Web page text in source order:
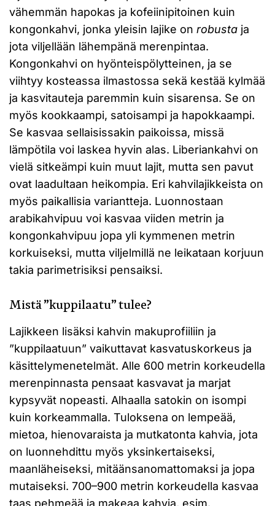
vähemmän hapokas ja kofeiinipitoinen kuin
kongonkahvi, jonka yleisin lajike on robusta ja
jota viljellään lähempänä merenpintaa.
Kongonkahvi on hyönteispölytteinen, ja se
viihtyy kosteassa ilmastossa sekä kestää kylmää
ja kasvitauteja paremmin kuin sisarensa. Se on
myös kookkaampi, satoisampi ja hapokkaampi.
Se kasvaa sellaisissakin paikoissa, missä
lämpötila voi laskea hyvin alas. Liberiankahvi on
vielä sitkeämpi kuin muut lajit, mutta sen pavut
ovat laadultaan heikompia. Eri kahvilajikkeista on
myös paikallisia variantteja. Luonnostaan
arabikahvipuu voi kasvaa viiden metrin ja
kongonkahvipuu jopa yli kymmenen metrin
korkuiseksi, mutta viljelmillä ne leikataan korjuun
takia parimetrisiksi pensaiksi.
Mistä ”kuppilaatu” tulee?
Lajikkeen lisäksi kahvin makuprofiiliin ja
”kuppilaatuun” vaikuttavat kasvatuskorkeus ja
käsittelymenetelmät. Alle 600 metrin korkeudella
merenpinnasta pensaat kasvavat ja marjat
kypsyvät nopeasti. Alhaalla satokin on isompi
kuin korkeammalla. Tuloksena on lempeää,
mietoa, hienovaraista ja mutkatonta kahvia, jota
on luonnehdittu myös yksinkertaiseksi,
maanläheiseksi, mitäänsanomattomaksi ja jopa
mutaiseksi. 700–900 metrin korkeudella kasvaa
taas pehmeää ja makeaa kahvia, esim.